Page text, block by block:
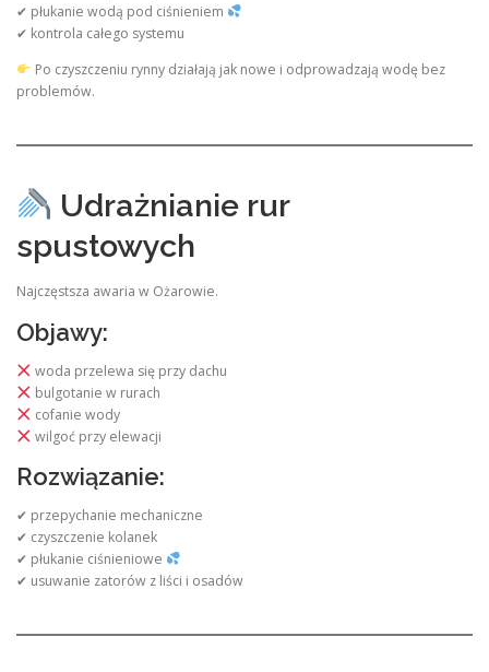
✔ płukanie wodą pod ciśnieniem
✔ kontrola całego systemu
Po czyszczeniu rynny działają jak nowe i odprowadzają wodę bez
problemów.
Udrażnianie rur
spustowych
Najczęstsza awaria w Ożarowie.
Objawy:
woda przelewa się przy dachu
bulgotanie w rurach
cofanie wody
wilgoć przy elewacji
Rozwiązanie:
✔ przepychanie mechaniczne
✔ czyszczenie kolanek
✔ płukanie ciśnieniowe
✔ usuwanie zatorów z liści i osadów